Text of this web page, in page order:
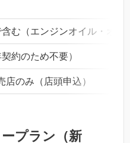
む（エンジンオイル・オ
約のため不要）
店のみ（店頭申込）
プラン（新